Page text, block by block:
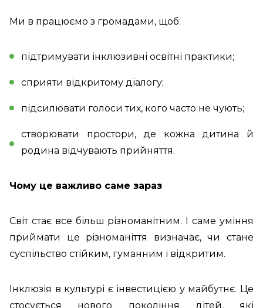
Ми в працюємо з громадами, щоб:
підтримувати інклюзивні освітні практики;
сприяти відкритому діалогу;
підсилювати голоси тих, кого часто не чують;
створювати простори, де кожна дитина й
родина відчувають прийняття.
Чому це важливо саме зараз
Світ стає все більш різноманітним. І саме уміння
приймати це різноманіття визначає, чи стане
суспільство стійким, гуманним і відкритим.
Інклюзія в культурі є інвестицією у майбутнє. Це
стосується нового покоління дітей, які